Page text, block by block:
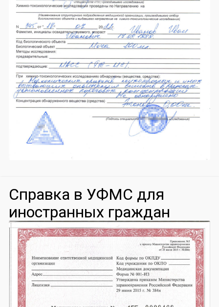
Справка в УФМС для
иностранных граждан